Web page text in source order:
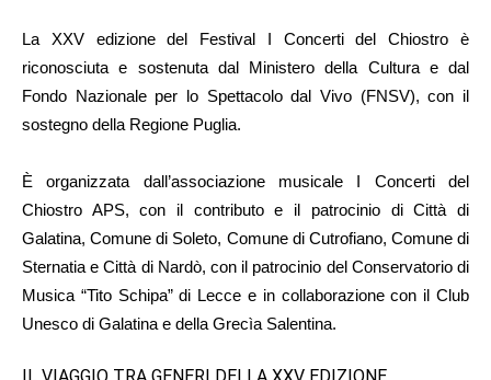
La XXV edizione del Festival I Concerti del Chiostro è
riconosciuta e sostenuta dal Ministero della Cultura e dal
Fondo Nazionale per lo Spettacolo dal Vivo (FNSV), con il
sostegno della Regione Puglia.
È organizzata dall’associazione musicale I Concerti del
Chiostro APS, con il contributo e il patrocinio di Città di
Galatina, Comune di Soleto, Comune di Cutrofiano, Comune di
Sternatia e Città di Nardò, con il patrocinio del Conservatorio di
Musica “Tito Schipa” di Lecce e in collaborazione con il Club
Unesco di Galatina e della Grecìa Salentina.